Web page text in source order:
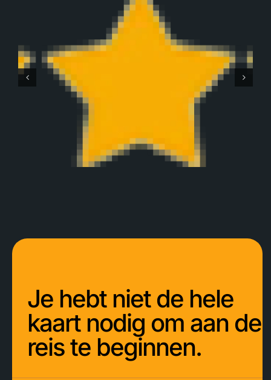
Robbert Monteban
Je hebt niet de hele
kaart nodig om aan de
reis te beginnen.